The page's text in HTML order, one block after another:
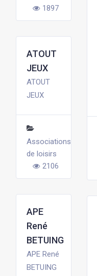
1897
ATOUT
JEUX
ATOUT
JEUX
Associations
de loisirs
2106
APE
René
BETUING
APE René
BETUING